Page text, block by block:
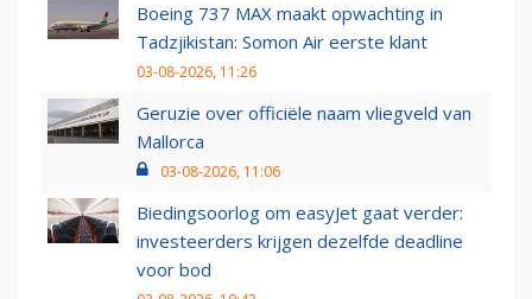
Boeing 737 MAX maakt opwachting in
Tadzjikistan: Somon Air eerste klant
03-08-2026, 11:26
Geruzie over officiële naam vliegveld van
Mallorca
03-08-2026, 11:06
Biedingsoorlog om easyJet gaat verder:
investeerders krijgen dezelfde deadline
voor bod